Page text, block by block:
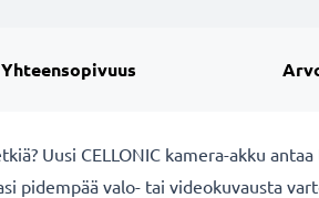
Yhteensopivuus
Uusi CELLONIC kamera-akku
pidempää valo- tai videokuvausta